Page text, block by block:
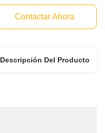
Contactar Ahora
Descripción Del Producto